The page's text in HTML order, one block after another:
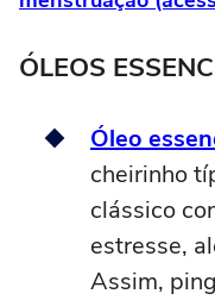
ÓLEOS
Óleo
cheirinho
clássico
estresse,
Assim,